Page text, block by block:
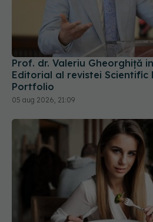
Prof. dr. Valeriu Gheorghiță
Editorial al revistei
Portfolio
05 aug 2026, 21:09
Mai trebuie să numărăm
se schimbă în era